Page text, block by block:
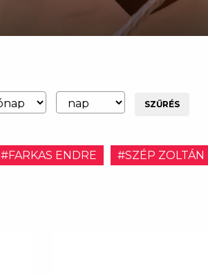
SZŰRÉS
#FARKAS ENDRE #SZÉP ZOLTÁN